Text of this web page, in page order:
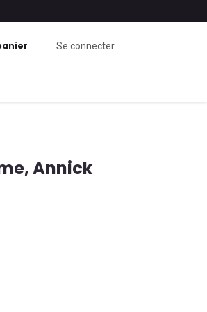
Se connecter
Annick